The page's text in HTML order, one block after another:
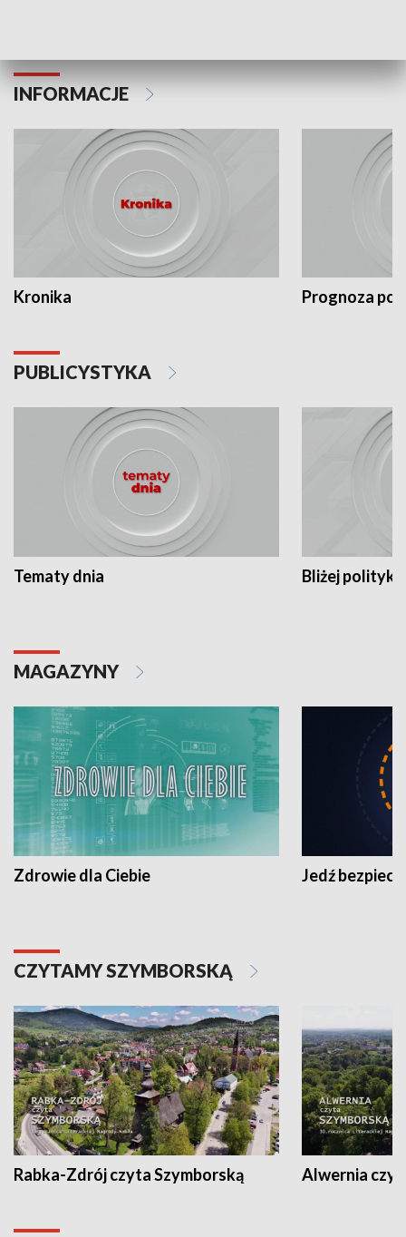
INFORMACJE
Kronika Prognoza
PUBLICYSTYKA
Tematy dnia Bliżej polityki
MAGAZYNY
Zdrowie dla Ciebie Jedź
CZYTAMY SZYMBORSKĄ
Rabka-Zdrój czyta Szymborską Alwernia